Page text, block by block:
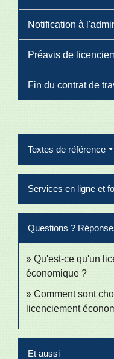
Notification à
Préavis de
Fin du contrat de
Textes de référence
Services en ligne et
Questions ?
Qu'est-ce qu'un
économique ?
Comment sont
licenciement
Et aussi